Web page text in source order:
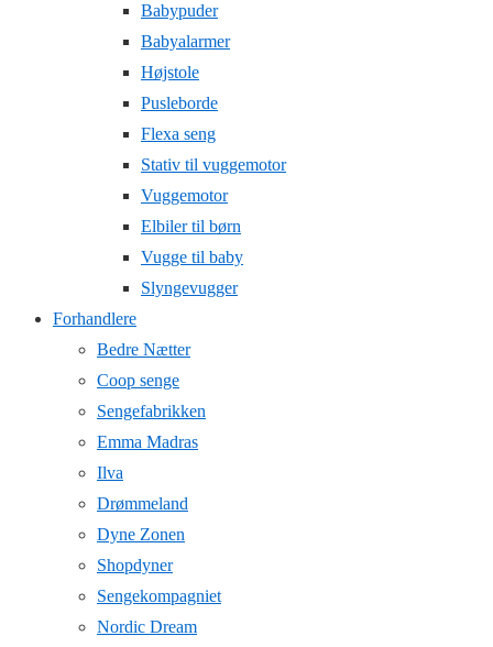
Babypuder
Babyalarmer
Højstole
Pusleborde
Flexa seng
Stativ til vuggemotor
Vuggemotor
Elbiler til børn
Vugge til baby
Slyngevugger
Forhandlere
Bedre Nætter
Coop senge
Sengefabrikken
Emma Madras
Ilva
Drømmeland
Dyne Zonen
Shopdyner
Sengekompagniet
Nordic Dream